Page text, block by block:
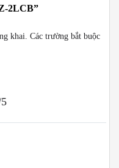
2LCB”
khai. Các trường bắt buộc